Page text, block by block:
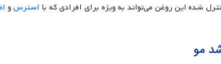
شده این روغن می‌تواند به ویژه برای افرادی که با استرسو
مو